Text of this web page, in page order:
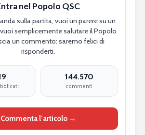
nel Popolo QSC
sulla partita, vuoi un parere su un
semplicemente salutare il Popolo
un commento: saremo felici di
risponderti.
144.570
commenti
Commenta l’articolo →